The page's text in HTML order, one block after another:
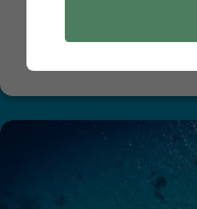
maanden
natuurgeweld